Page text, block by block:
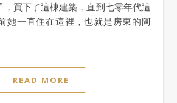
，買下了這棟建築，直到七零年代這
她一直住在這裡，也就是房東的阿
READ MORE